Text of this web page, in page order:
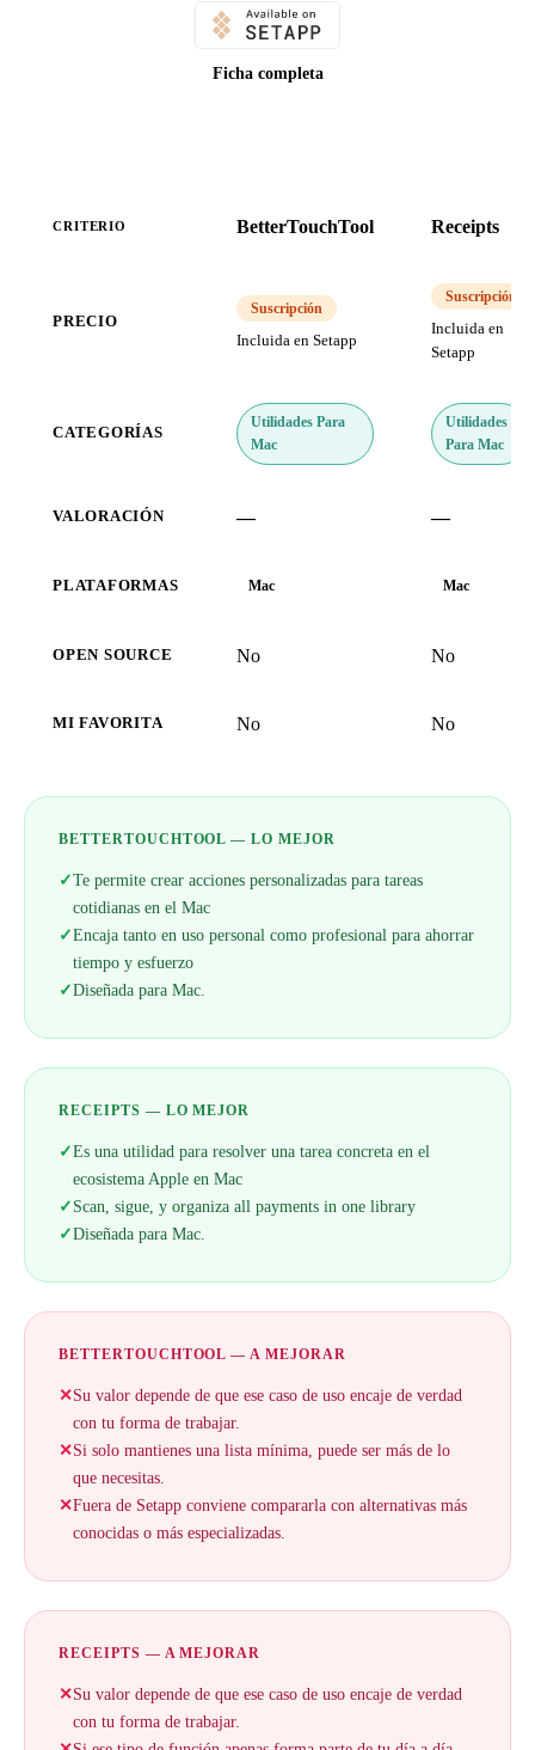
Ficha completa
CRITERIO BetterTouchTool Receipts
PRECIO
Suscripción
Incluida en Setapp
Suscripción
Incluida en
Setapp
CATEGORÍAS
Utilidades Para
Mac
Utilidades
Para Mac
VALORACIÓN — —
PLATAFORMAS Mac Mac
OPEN SOURCE No No
MI FAVORITA No No
BETTERTOUCHTOOL — LO MEJOR
✓Te permite crear acciones personalizadas para tareas
cotidianas en el Mac
✓Encaja tanto en uso personal como profesional para ahorrar
tiempo y esfuerzo
✓Diseñada para Mac.
RECEIPTS — LO MEJOR
✓Es una utilidad para resolver una tarea concreta en el
ecosistema Apple en Mac
✓Scan, sigue, y organiza all payments in one library
✓Diseñada para Mac.
BETTERTOUCHTOOL — A MEJORAR
✕Su valor depende de que ese caso de uso encaje de verdad
con tu forma de trabajar.
✕Si solo mantienes una lista mínima, puede ser más de lo
que necesitas.
✕Fuera de Setapp conviene compararla con alternativas más
conocidas o más especializadas.
RECEIPTS — A MEJORAR
✕Su valor depende de que ese caso de uso encaje de verdad
con tu forma de trabajar.